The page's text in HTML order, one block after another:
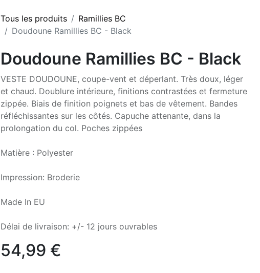
Tous les produits
Ramillies BC
Doudoune Ramillies BC - Black
Doudoune Ramillies BC - Black
VESTE DOUDOUNE, coupe-vent et déperlant. Très doux, léger
et chaud. Doublure intérieure, finitions contrastées et fermeture
zippée. Biais de finition poignets et bas de vêtement. Bandes
réfléchissantes sur les côtés. Capuche attenante, dans la
prolongation du col. Poches zippées
Matière : Polyester
Impression: Broderie
Made In EU
Délai de livraison: +/- 12 jours ouvrables
54,99 €